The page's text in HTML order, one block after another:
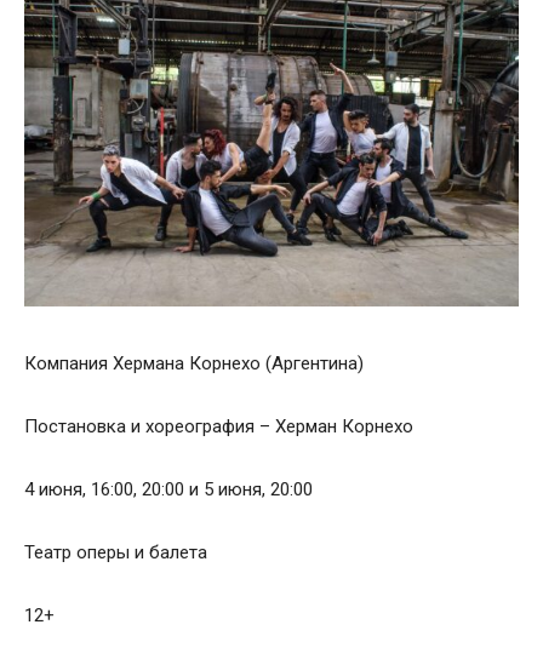
Компания Хермана Корнехо (Аргентина)
Постановка и хореография – Херман Корнехо
4 июня, 16:00, 20:00 и 5 июня, 20:00
Театр оперы и балета
12+